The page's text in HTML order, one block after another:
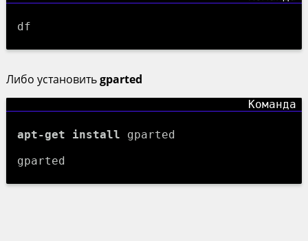
df
Либо установитьgparted
apt-get install gparted
gparted